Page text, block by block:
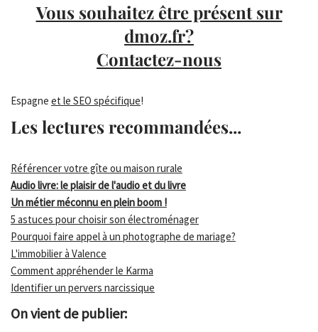
Vous souhaitez être présent sur
dmoz.fr?
Contactez-nous
Espagne et le SEO spécifique!
Les lectures recommandées...
Référencer votre gîte ou maison rurale
Audio livre: le plaisir de l'audio et du livre
Un métier méconnu en plein boom !
5 astuces pour choisir son électroménager
Pourquoi faire appel à un photographe de mariage?
L'immobilier à Valence
Comment appréhender le Karma
Identifier un pervers narcissique
On vient de publier: